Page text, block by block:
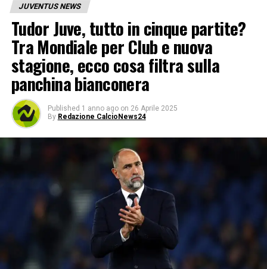
JUVENTUS NEWS
Tudor Juve, tutto in cinque partite?
Tra Mondiale per Club e nuova
stagione, ecco cosa filtra sulla
panchina bianconera
Published 1 anno ago on 26 Aprile 2025
By Redazione CalcioNews24